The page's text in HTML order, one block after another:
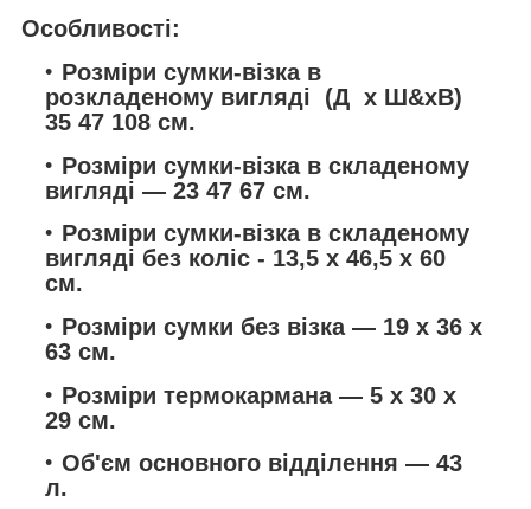
Особливості:
Розміри сумки-візка в
розкладеному вигляді (Д х Ш&хВ)
35 47 108 см.
Розміри сумки-візка в складеному
вигляді — 23 47 67 см.
Розміри сумки-візка в складеному
вигляді без коліс - 13,5 х 46,5 х 60
см.
Розміри сумки без візка — 19 х 36 х
63 см.
Розміри термокармана — 5 х 30 х
29 см.
Об'єм основного відділення — 43
л.